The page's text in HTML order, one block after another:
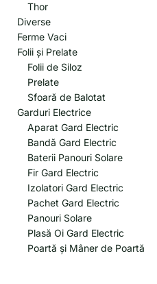
Thor
Diverse
Ferme Vaci
Folii și Prelate
Folii de Siloz
Prelate
Sfoară de Balotat
Garduri Electrice
Aparat Gard Electric
Bandă Gard Electric
Baterii Panouri Solare
Fir Gard Electric
Izolatori Gard Electric
Pachet Gard Electric
Panouri Solare
Plasă Oi Gard Electric
Poartă și Mâner de Poartă